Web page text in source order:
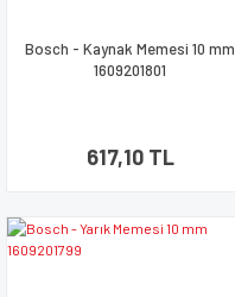
Bosch - Kaynak Memesi 10 mm
1609201801
617,10 TL